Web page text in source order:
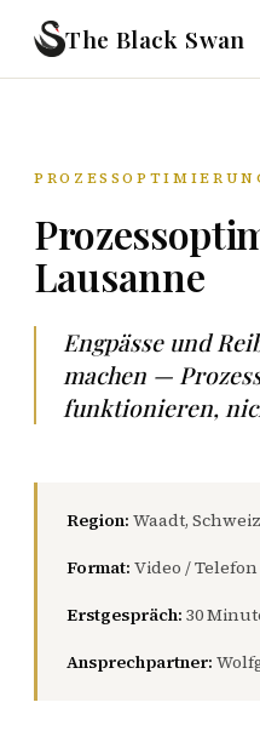
The Black Swan
Lausanne
Engpässe und
machen —
funktionieren,
Region: Waadt, Schweiz
Format: Video /
Erstgespräch: 30
Ansprechpartner: